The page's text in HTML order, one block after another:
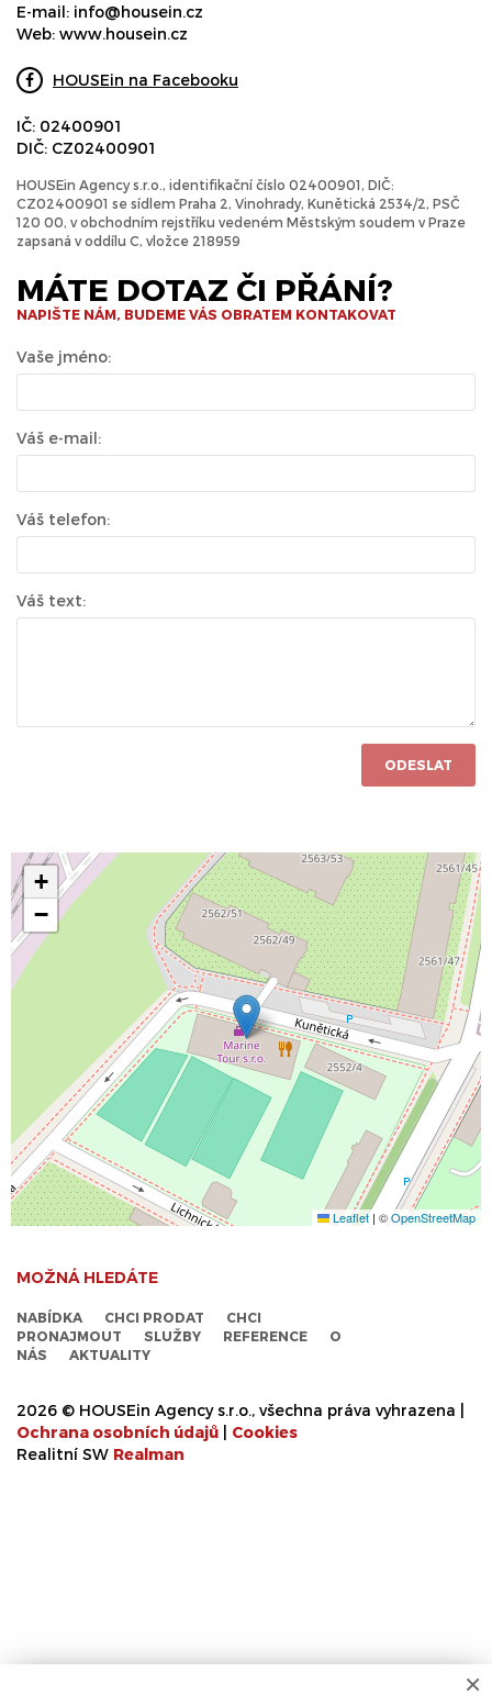
E-mail: info@housein.cz
Web: www.housein.cz
HOUSEin na Facebooku
IČ: 02400901
DIČ: CZ02400901
HOUSEin Agency s.r.o., identifikační číslo 02400901, DIČ:
CZ02400901 se sídlem Praha 2, Vinohrady, Kunětická 2534/2, PSČ
120 00, v obchodním rejstříku vedeném Městským soudem v Praze
zapsaná v oddílu C, vložce 218959
MÁTE DOTAZ ČI PŘÁNÍ?
NAPIŠTE NÁM, BUDEME VÁS OBRATEM KONTAKOVAT
Vaše jméno:
Váš e-mail:
Váš telefon:
Váš text:
ODESLAT
+
−
Leaflet | ©OpenStreetMap
MOŽNÁ HLEDÁTE
NABÍDKA CHCI PRODAT
CHCI
PRONAJMOUT
SLUŽBY REFERENCE
O
NÁS
AKTUALITY
2026 © HOUSEin Agency s.r.o., všechna práva vyhrazena |
Ochrana osobních údajů
Cookies
Realitní SW Realman
×